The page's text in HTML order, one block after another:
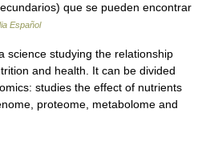
que se pueden encontrar
Español
science studying the relationship
and health. It can be divided
studies the effect of nutrients
proteome, metabolome and